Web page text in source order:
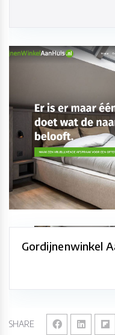
SHARE
Gordijnenwinkel